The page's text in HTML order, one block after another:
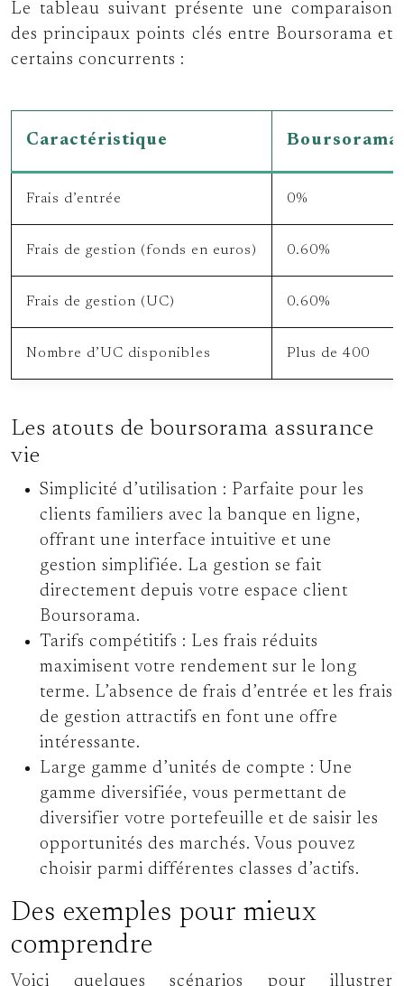
Le tableau suivant présente une comparaison
des principaux points clés entre Boursorama et
certains concurrents :
Caractéristique Boursorama
Frais d’entrée 0%
Frais de gestion (fonds en euros) 0.60%
Frais de gestion (UC) 0.60%
Nombre d’UC disponibles Plus de 400
Les atouts de boursorama assurance
vie
Simplicité d’utilisation : Parfaite pour les
clients familiers avec la banque en ligne,
offrant une interface intuitive et une
gestion simplifiée. La gestion se fait
directement depuis votre espace client
Boursorama.
Tarifs compétitifs : Les frais réduits
maximisent votre rendement sur le long
terme. L’absence de frais d’entrée et les frais
de gestion attractifs en font une offre
intéressante.
Large gamme d’unités de compte : Une
gamme diversifiée, vous permettant de
diversifier votre portefeuille et de saisir les
opportunités des marchés. Vous pouvez
choisir parmi différentes classes d’actifs.
Des exemples pour mieux
comprendre
Voici quelques scénarios pour illustrer